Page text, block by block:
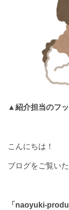
▲紹介担当のフ
こんにちは！
ブログをご覧い
「naoyuki-